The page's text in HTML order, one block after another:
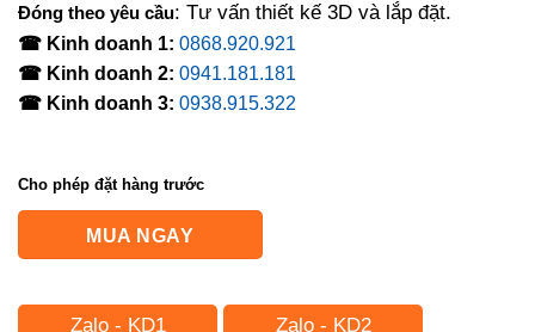
Đóng theo yêu cầu: Tư vấn thiết kế 3D và lắp đặt.
☎ Kinh doanh 1: 0868.920.921
☎ Kinh doanh 2: 0941.181.181
☎ Kinh doanh 3: 0938.915.322
Cho phép đặt hàng trước
MUA NGAY
Zalo - KD1 Zalo - KD2